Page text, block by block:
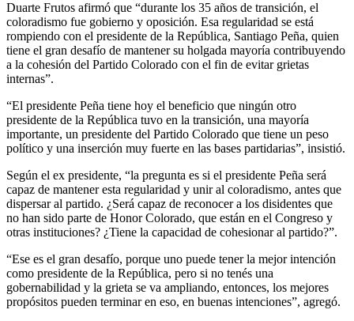
Duarte Frutos afirmó que “durante los 35 años de transición, el
coloradismo fue gobierno y oposición. Esa regularidad se está
rompiendo con el presidente de la República, Santiago Peña, quien
tiene el gran desafío de mantener su holgada mayoría contribuyendo
a la cohesión del Partido Colorado con el fin de evitar grietas
internas”.
“El presidente Peña tiene hoy el beneficio que ningún otro
presidente de la República tuvo en la transición, una mayoría
importante, un presidente del Partido Colorado que tiene un peso
político y una inserción muy fuerte en las bases partidarias”, insistió.
Según el ex presidente, “la pregunta es si el presidente Peña será
capaz de mantener esta regularidad y unir al coloradismo, antes que
dispersar al partido. ¿Será capaz de reconocer a los disidentes que
no han sido parte de Honor Colorado, que están en el Congreso y
otras instituciones? ¿Tiene la capacidad de cohesionar al partido?”.
“Ese es el gran desafío, porque uno puede tener la mejor intención
como presidente de la República, pero si no tenés una
gobernabilidad y la grieta se va ampliando, entonces, los mejores
propósitos pueden terminar en eso, en buenas intenciones”, agregó.